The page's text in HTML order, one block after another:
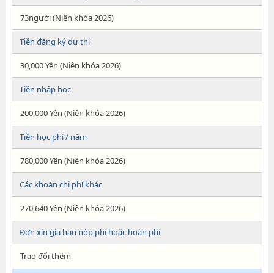
73người (Niên khóa 2026)
Tiền đăng ký dự thi
30,000 Yên (Niên khóa 2026)
Tiền nhập học
200,000 Yên (Niên khóa 2026)
Tiền học phí / năm
780,000 Yên (Niên khóa 2026)
Các khoản chi phí khác
270,640 Yên (Niên khóa 2026)
Đơn xin gia hạn nộp phí hoặc hoàn phí
Trao đổi thêm